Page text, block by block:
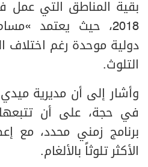
بقية المناطق التي عمل
2018، حيث يعتمد
دولية موحدة رغم اختلاف
التلوث.
وأشار إلى أن مديرية
في حجة، على أن
برنامج زمني محدد، مع
الأكثر تلوثاً بالألغام.